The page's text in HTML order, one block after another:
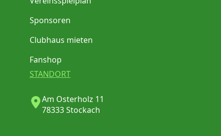
Sponsoren
Clubhaus mieten
Fanshop
STANDORT
Am Osterholz 11
78333 Stockach